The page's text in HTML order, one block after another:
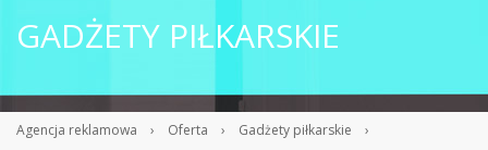
GADŻETY PIŁKARSKIE
Agencja reklamowa › Oferta › Gadżety piłkarskie
›